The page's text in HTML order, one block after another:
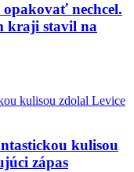
opakovať nechcel.
kraji stavil na
kulisou
zápas